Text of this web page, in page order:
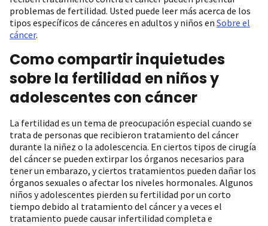
problemas de fertilidad. Usted puede leer más acerca de los
tipos específicos de cánceres en adultos y niños en Sobre el
cáncer.
Como compartir inquietudes
sobre la fertilidad en niños y
adolescentes con cáncer
La fertilidad es un tema de preocupación especial cuando se
trata de personas que recibieron tratamiento del cáncer
durante la niñez o la adolescencia. En ciertos tipos de cirugía
del cáncer se pueden extirpar los órganos necesarios para
tener un embarazo, y ciertos tratamientos pueden dañar los
órganos sexuales o afectar los niveles hormonales. Algunos
niños y adolescentes pierden su fertilidad por un corto
tiempo debido al tratamiento del cáncer y a veces el
tratamiento puede causar infertilidad completa e